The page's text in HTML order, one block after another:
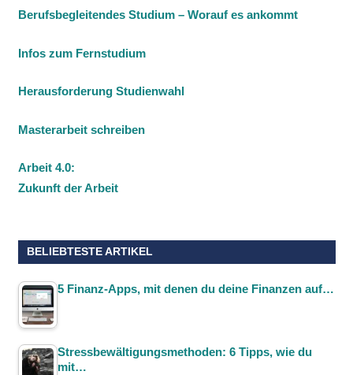
Berufsbegleitendes Studium – Worauf es ankommt
Infos zum Fernstudium
Herausforderung Studienwahl
Masterarbeit schreiben
Arbeit 4.0:
Zukunft der Arbeit
BELIEBTESTE ARTIKEL
5 Finanz-Apps, mit denen du deine Finanzen auf…
Stressbewältigungsmethoden: 6 Tipps, wie du
mit…